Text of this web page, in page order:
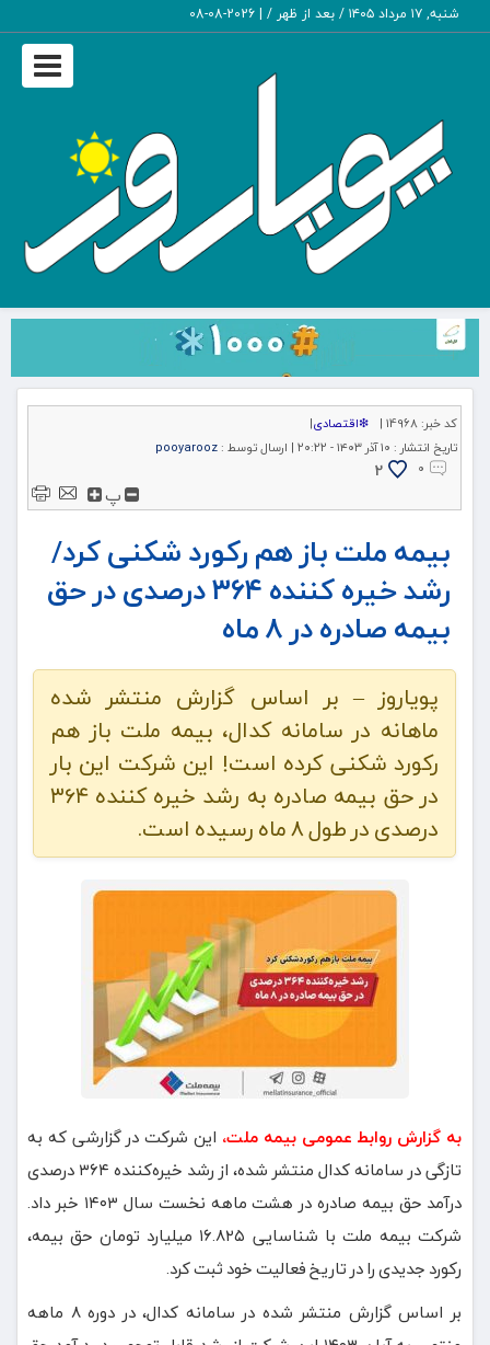
شنبه, ۱۷ مرداد ۱۴۰۵ / بعد از ظهر / |
2026-08-08
Toggle
کد خبر: 14968 | ❇اقتصادی|
تاریخ انتشار : ۱۰ آذر ۱۴۰۳ - ۲۰:۲۲ | ارسال توسط : pooyarooz
۰
2
پ
بیمه ملت باز هم رکورد شکنی کرد/
رشد خیره کننده ۳۶۴ درصدی در حق
بیمه صادره در ۸ ماه
پویاروز – بر اساس گزارش منتشر شده
ماهانه در سامانه کدال، بیمه ملت باز هم
رکورد شکنی کرده است! این شرکت این بار
در حق بیمه صادره به رشد خیره کننده ۳۶۴
درصدی در طول ۸ ماه رسیده است.
به گزارش روابط عمومی بیمه ملت، این شرکت در گزارشی که به
تازگی در سامانه کدال منتشر شده، از رشد خیره‌کننده ۳۶۴ درصدی
درآمد حق بیمه صادره در هشت ماهه نخست سال ۱۴۰۳ خبر داد.
شرکت بیمه ملت با شناسایی ۱۶.۸۲۵ میلیارد تومان حق بیمه،
رکورد جدیدی را در تاریخ فعالیت خود ثبت کرد.
بر اساس گزارش منتشر شده در سامانه کدال، در دوره ۸ ماهه